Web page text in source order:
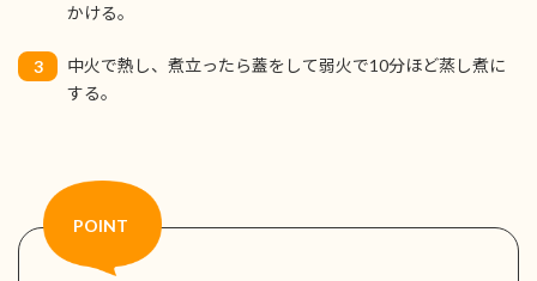
かける。
3
中火で熱し、煮立ったら蓋をして弱火で10分ほど蒸し煮に
する。